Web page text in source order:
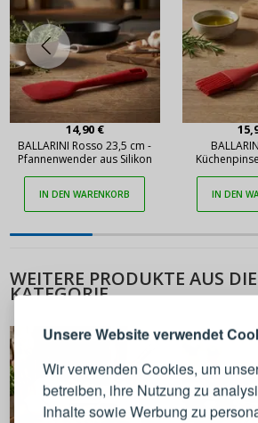
Unsere Website verwendet
Wir verwenden Cookies, um
betreiben, ihre Nutzung zu
Inhalte sowie Werbung zu
14,90 €
BALLARINI Rosso 23,5 cm -
Pfannenwender aus Silikon
IN DEN WARENKORB IN DEN
WEITERE PRODUKTE AUS
KATEGORIE
Melden Sie sich bei
E-Mail-Adresse